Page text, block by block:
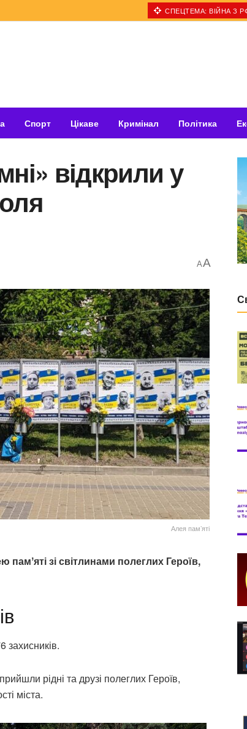
СПЕЦТЕМА: ВІЙНА З
Спорт Цікаве Кримінал Політика
відкрили у
AA
Алея памʼяті
зі світлинами полеглих Героїв,
захисників.
рідні та друзі полеглих Героїв,
міста.